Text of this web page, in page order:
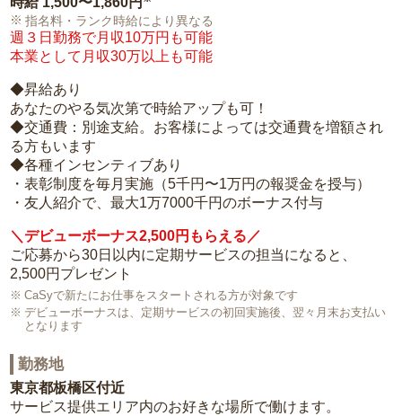
指名料・ランク時給により異なる
週３日勤務で月収10万円も可能
本業として月収30万以上も可能
◆昇給あり
あなたのやる気次第で時給アップも可！
◆交通費：別途支給。お客様によっては交通費を増額され
る方もいます
◆各種インセンティブあり
・表彰制度を毎月実施（5千円〜1万円の報奨金を授与）
・友人紹介で、最大1万7000千円のボーナス付与
＼デビューボーナス2,500円もらえる／
ご応募から30日以内に定期サービスの担当になると、
2,500円プレゼント
CaSyで新たにお仕事をスタートされる方が対象です
デビューボーナスは、定期サービスの初回実施後、翌々月末お支払い
となります
勤務地
東京都板橋区付近
サービス提供エリア内のお好きな場所で働けます。